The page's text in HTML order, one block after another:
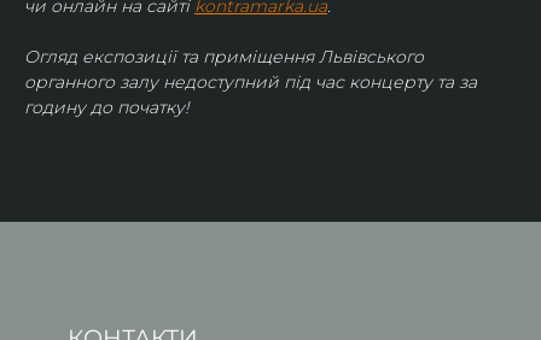
чи онлайн на сайті kontramarka.ua.
Огляд експозиції та приміщення Львівського
органного залу недоступний під час концерту та за
годину до початку!